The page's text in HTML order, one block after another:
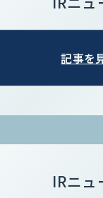
記事を
IRニュ